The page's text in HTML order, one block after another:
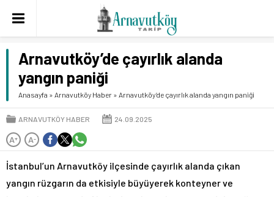
Arnavutköy’de çayırlık alanda
yangın paniği
Anasayfa » Arnavutköy Haber » Arnavutköy’de çayırlık alanda yangın paniği
ARNAVUTKÖY HABER 24.09.2025
A+ A-
İstanbul’un Arnavutköy ilçesinde çayırlık alanda çıkan
yangın rüzgarın da etkisiyle büyüyerek konteyner ve